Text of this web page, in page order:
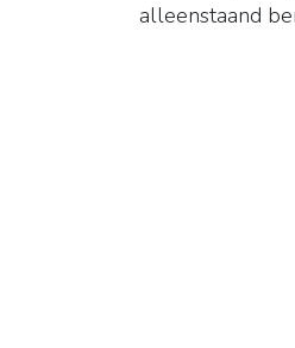
alleenstaand